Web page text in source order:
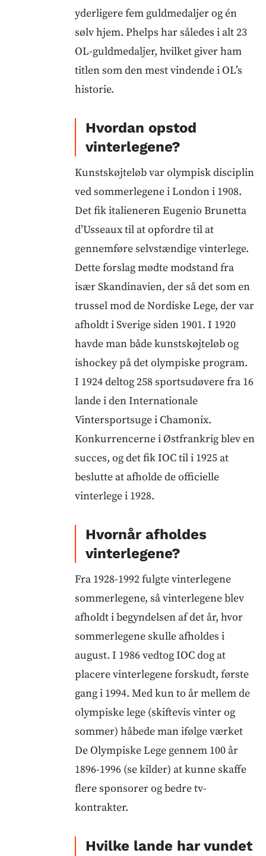
yderligere fem guldmedaljer og én
sølv hjem. Phelps har således i alt 23
OL-guldmedaljer, hvilket giver ham
titlen som den mest vindende i OL’s
historie.
Hvordan opstod
vinterlegene?
Kunstskøjteløb var olympisk disciplin
ved sommerlegene i London i 1908.
Det fik italieneren Eugenio Brunetta
d’Usseaux til at opfordre til at
gennemføre selvstændige vinterlege.
Dette forslag mødte modstand fra
især Skandinavien, der så det som en
trussel mod de Nordiske Lege, der var
afholdt i Sverige siden 1901. I 1920
havde man både kunstskøjteløb og
ishockey på det olympiske program.
I 1924 deltog 258 sportsudøvere fra 16
lande i den Internationale
Vintersportsuge i Chamonix.
Konkurrencerne i Østfrankrig blev en
succes, og det fik IOC til i 1925 at
beslutte at afholde de officielle
vinterlege i 1928.
Hvornår afholdes
vinterlegene?
Fra 1928-1992 fulgte vinterlegene
sommerlegene, så vinterlegene blev
afholdt i begyndelsen af det år, hvor
sommerlegene skulle afholdes i
august. I 1986 vedtog IOC dog at
placere vinterlegene forskudt, første
gang i 1994. Med kun to år mellem de
olympiske lege (skiftevis vinter og
sommer) håbede man ifølge værket
De Olympiske Lege gennem 100 år
1896-1996 (se kilder) at kunne skaffe
flere sponsorer og bedre tv-
kontrakter.
Hvilke lande har vundet